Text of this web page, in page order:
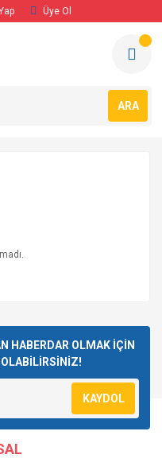
Üye Ol
ARA
HABERDAR OLMAK İÇİN
KAYDOL